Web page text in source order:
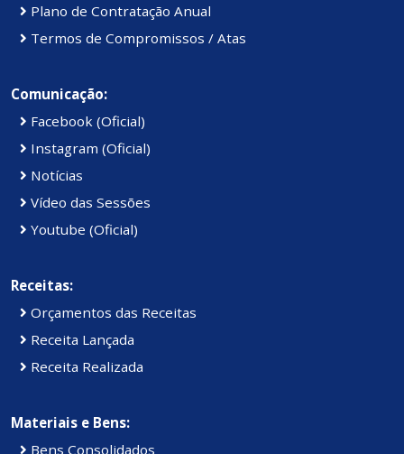
Plano de Contratação Anual
Termos de Compromissos / Atas
Comunicação:
Facebook (Oficial)
Instagram (Oficial)
Notícias
Vídeo das Sessões
Youtube (Oficial)
Receitas:
Orçamentos das Receitas
Receita Lançada
Receita Realizada
Materiais e Bens:
Bens Consolidados